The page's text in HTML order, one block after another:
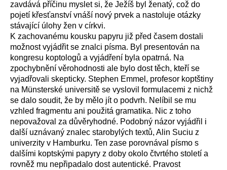
zavdává příčinu myslet si, že Ježíš byl ženatý, což do
pojetí křesťanství vnáší nový prvek a nastoluje otázky
stávající úlohy žen v církvi.
K zachovanému kousku papyru již před časem dostali
možnost vyjádřit se znalci písma. Byl presentován na
kongresu koptologů a vyjádření byla opatrná. Na
zpochybnění věrohodnosti ale bylo dost těch, kteří se
vyjadřovali skepticky. Stephen Emmel, profesor koptštiny
na Münsterské universitě se vyslovil formulacemi z nichž
se dalo soudit, že by mělo jít o podvrh. Nelíbil se mu
vzhled fragmentu ani použitá gramatika. Nic z toho
nepovažoval za důvěryhodné. Podobný názor vyjádřil i
další uznávaný znalec starobylých textů, Alin Suciu z
univerzity v Hamburku. Ten zase porovnával písmo s
dalšími koptskými papyry z doby okolo čtvrtého století a
rovněž mu nepřipadalo dost autentické. Pravost